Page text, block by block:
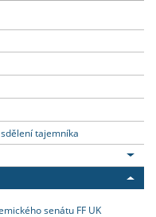
tajemníka
senátu FF UK